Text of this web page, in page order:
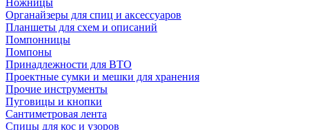
Ножницы
Органайзеры для спиц и аксессуаров
Планшеты для схем и описаний
Помпонницы
Помпоны
Принадлежности для ВТО
Проектные сумки и мешки для хранения
Прочие инструменты
Пуговицы и кнопки
Сантиметровая лента
Спицы для кос и узоров